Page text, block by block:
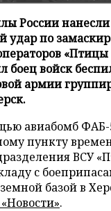
России нанесли
удар по
боец войск
армии
авиабомб ФАБ-
пункту
ВСУ
с
базой в
.